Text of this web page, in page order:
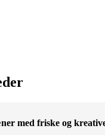
med friske og